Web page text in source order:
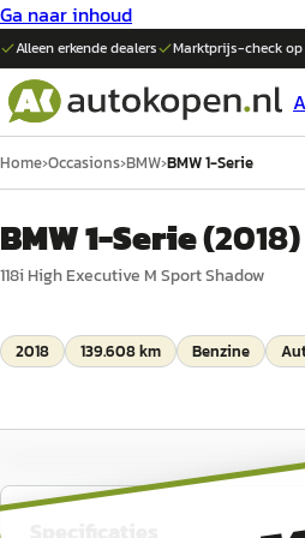
Ga naar inhoud
Alleen erkende dealers Marktprijs-check op
Home›Occasions›BMW›BMW 1-Serie
BMW 1-Serie(2018)
118i High Executive M Sport Shadow
2018 139.608 km Benzine